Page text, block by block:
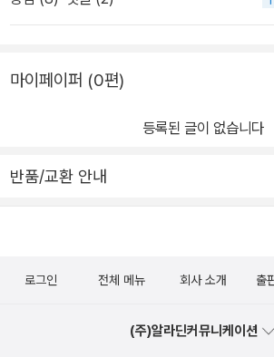
니라, 기업이나 국가에도 새로운 지침서가 될
닥토닥 자신을 위로해 주어야 하는 전쟁같은
늘 누구를 만나고 어떤 사유를 하고 어떤 책을
든 작품만 명품성을 인정받는다고 한다. 이는
다' 대기업이나 정부·국회가 나라 경제를 돌아
다. 정신 복지는 생활 복지의 문제점을 완화할
마이페이퍼 (0편)
등록된 글이 없습니다
반품/교환 안내
로그인 전체 메뉴 회사 소개 출
(주)알라딘커뮤니케이션